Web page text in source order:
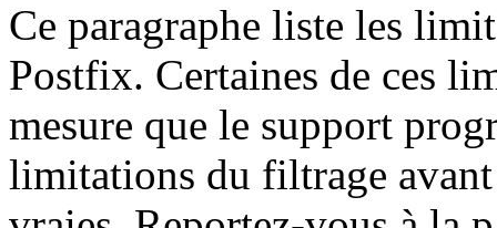
Ce paragraphe liste les
Postfix. Certaines de ces
mesure que le support
limitations du filtrage